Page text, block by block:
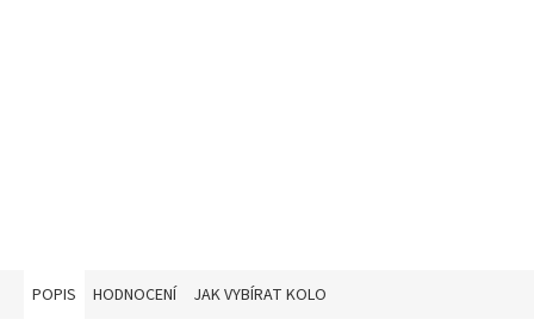
POPIS HODNOCENÍ JAK VYBÍRAT KOLO